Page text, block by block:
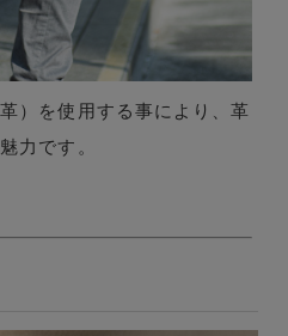
）を使用する事により、革
力です。